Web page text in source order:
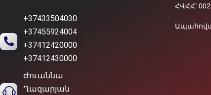
+37433504030
+37455924004
+37412420000
+37412430000
Ժուաննա
Ղազարյան
ՀՎՀՀ՝